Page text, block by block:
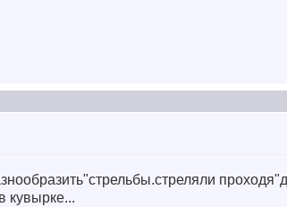
кувырке...